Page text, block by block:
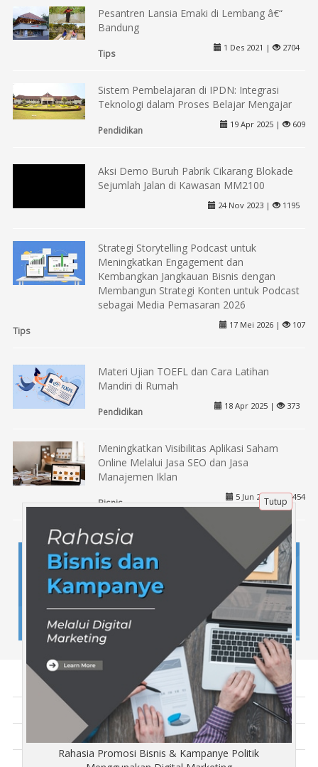
Pesantren Lansia Emaki di Lembang â€“
Bandung
Tips
1 Des 2021 | 2704
Sistem Pembelajaran di IPDN: Integrasi
Teknologi dalam Proses Belajar Mengajar
Pendidikan
19 Apr 2025 | 609
Aksi Demo Buruh Pabrik Cikarang Blokade
Sejumlah Jalan di Kawasan MM2100
24 Nov 2023 | 1195
Strategi Storytelling Podcast untuk
Meningkatkan Engagement dan
Kembangkan Jangkauan Bisnis dengan
Membangun Strategi Konten untuk Podcast
sebagai Media Pemasaran 2026
Tips
17 Mei 2026 | 107
Materi Ujian TOEFL dan Cara Latihan
Mandiri di Rumah
Pendidikan
18 Apr 2025 | 373
Meningkatkan Visibilitas Aplikasi Saham
Online Melalui Jasa SEO dan Jasa
Manajemen Iklan
Bisnis
5 Jun 2025 | 454
Tentang Kami
Artikel
Disclaimer
Tutup
Rahasia Promosi Bisnis & Kampanye Politik